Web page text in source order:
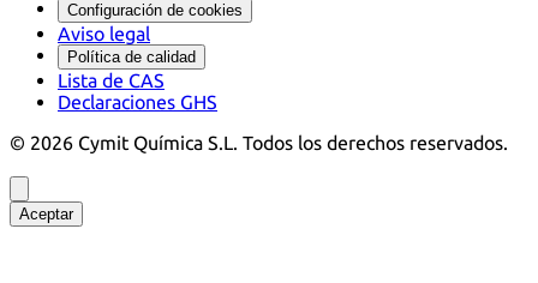
Configuración de cookies
Aviso legal
Política de calidad
Lista de CAS
Declaraciones GHS
© 2026 Cymit Química S.L. Todos los derechos reservados.
Aceptar